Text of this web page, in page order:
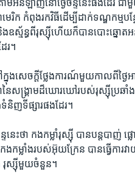
ម​អនឡាញ​នៅ​ថ្ងៃ​ចន្ទ​នេះ​ផង​ដែរ ជា​មួ
ក កំពុងរកវិធី​ដើម្បី​ដាក់​ទណ្ឌកម្មបន្
ស្ម័ន្ធ​ពី​រុស្ស៊ី​ហើយ​ក៏​បាន​បោះឆ្នោត​អនុ
រ។
ង​សេចក្តី​ថ្លែងការណ៍​មួយ​កាលពី​ថ្ងៃ​
នៃសង្គ្រាមដ៏​ឃោរឃៅ​របស់​រុស្ស៊ីប្រឆ
និញទី​ផ្សារ​ផង​ដែរ។
នេះ​ថា កងកម្លាំ​រុស្ស៊ី បានបន្តបាញ់ ផ្
ម្លាំង​របស់​អ៊ុយក្រែន បាន​ធ្វើការ​
រុស្ស៊ីមួយ​ចំនួន។